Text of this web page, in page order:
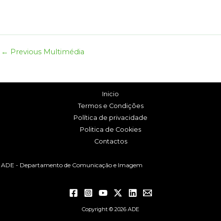
← Previous Multimédia
Inicio
Termos e Condições
Política de privacidade
Politica de Cookies
Contactos
ADE - Departamento de Comunicação e Imagem
Copyright © 2026 ADE